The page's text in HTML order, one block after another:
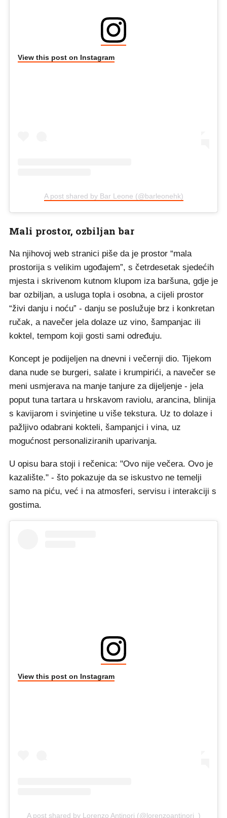
View this post on Instagram
A post shared by Bar Leone (@barleonehk)
Mali prostor, ozbiljan bar
Na njihovoj web stranici piše da je prostor “mala
prostorija s velikim ugođajem”, s četrdesetak sjedećih
mjesta i skrivenom kutnom klupom iza baršuna, gdje je
bar ozbiljan, a usluga topla i osobna, a cijeli prostor
“živi danju i noću” - danju se poslužuje brz i konkretan
ručak, a navečer jela dolaze uz vino, šampanjac ili
koktel, tempom koji gosti sami određuju.
Koncept je podijeljen na dnevni i večernji dio. Tijekom
dana nude se burgeri, salate i krumpirići, a navečer se
meni usmjerava na manje tanjure za dijeljenje - jela
poput tuna tartara u hrskavom raviolu, arancina, blinija
s kavijarom i svinjetine u više tekstura. Uz to dolaze i
pažljivo odabrani kokteli, šampanjci i vina, uz
mogućnost personaliziranih uparivanja.
U opisu bara stoji i rečenica: "Ovo nije večera. Ovo je
kazalište." - što pokazuje da se iskustvo ne temelji
samo na piću, već i na atmosferi, servisu i interakciji s
gostima.
View this post on Instagram
A post shared by Lorenzo Antinori (@lorenzoantinori_)